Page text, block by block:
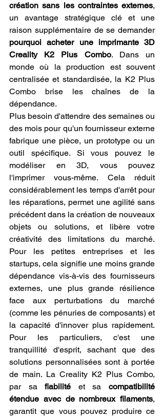
création sans les contraintes externes,
un avantage stratégique clé et une
raison supplémentaire de se demander
pourquoi acheter une imprimante 3D
Creality K2 Plus Combo. Dans un
monde où la production est souvent
centralisée et standardisée, la K2 Plus
Combo brise les chaînes de la
dépendance.
Plus besoin d'attendre des semaines ou
des mois pour qu'un fournisseur externe
fabrique une pièce, un prototype ou un
outil spécifique. Si vous pouvez le
modéliser en 3D, vous pouvez
l'imprimer vous-même. Cela réduit
considérablement les temps d'arrêt pour
les réparations, permet une agilité sans
précédent dans la création de nouveaux
objets ou solutions, et libère votre
créativité des limitations du marché.
Pour les petites entreprises et les
startups, cela signifie une moins grande
dépendance vis-à-vis des fournisseurs
externes, une plus grande résilience
face aux perturbations du marché
(comme les pénuries de composants) et
la capacité d'innover plus rapidement.
Pour les particuliers, c'est une
tranquillité d'esprit, sachant que des
solutions personnalisées sont à portée
de main. La Creality K2 Plus Combo,
par sa fiabilité et sa compatibilité
étendue avec de nombreux filaments,
garantit que vous pouvez produire ce